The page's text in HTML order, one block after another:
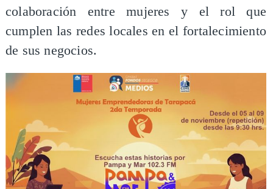
colaboración entre mujeres y el rol que
cumplen las redes locales en el fortalecimiento
de sus negocios.